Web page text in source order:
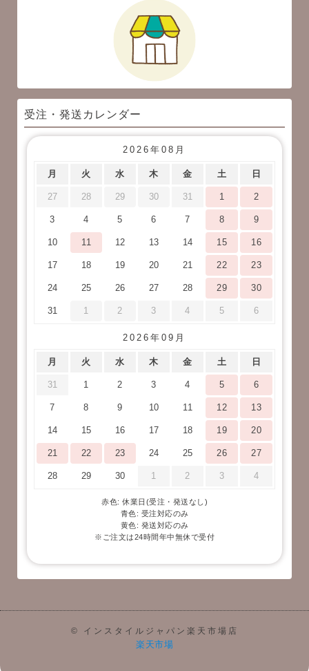
受注・発送カレンダー
2026年08月
月 火 水 木 金 土 日
27 28 29 30 31 1 2
3 4 5 6 7 8 9
10 11 12 13 14 15 16
17 18 19 20 21 22 23
24 25 26 27 28 29 30
31 1 2 3 4 5 6
2026年09月
月 火 水 木 金 土 日
31 1 2 3 4 5 6
7 8 9 10 11 12 13
14 15 16 17 18 19 20
21 22 23 24 25 26 27
28 29 30 1 2 3 4
赤色: 休業日(受注・発送なし)
青色: 受注対応のみ
黄色: 発送対応のみ
※ご注文は24時間年中無休で受付
© インスタイルジャパン楽天市場店
楽天市場